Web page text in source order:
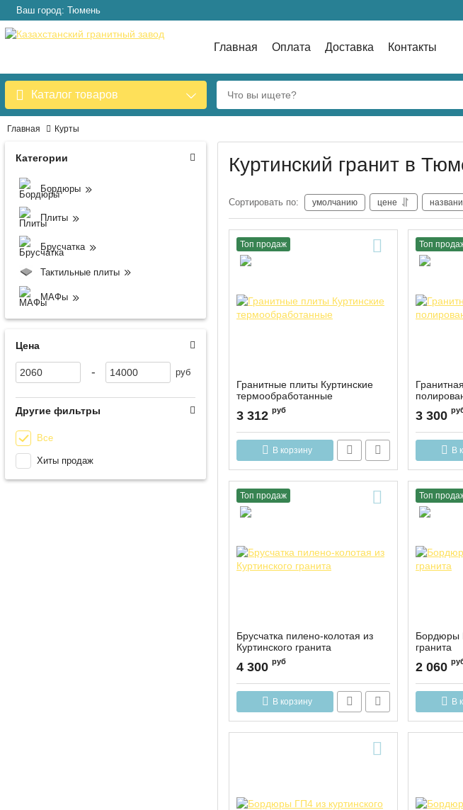
Ваш город: Тюмень
Главная Оплата Доставка Контакты
Каталог товаров
Главная Курты
Категории
Бордюры
Плиты
Брусчатка
Тактильные плиты
МАФы
Цена
- руб
Другие фильтры
Все
Хиты продаж
Куртинский гранит в
Сортировать по: умолчанию цене
Топ продаж
Гранитные плиты Куртинские
термообработанные
3 312 руб
В корзину
Топ
3 300
В
Топ продаж
Брусчатка пилено-колотая из
Куртинского гранита
4 300 руб
В корзину
Топ
Бордюры
гранита
2 060
В